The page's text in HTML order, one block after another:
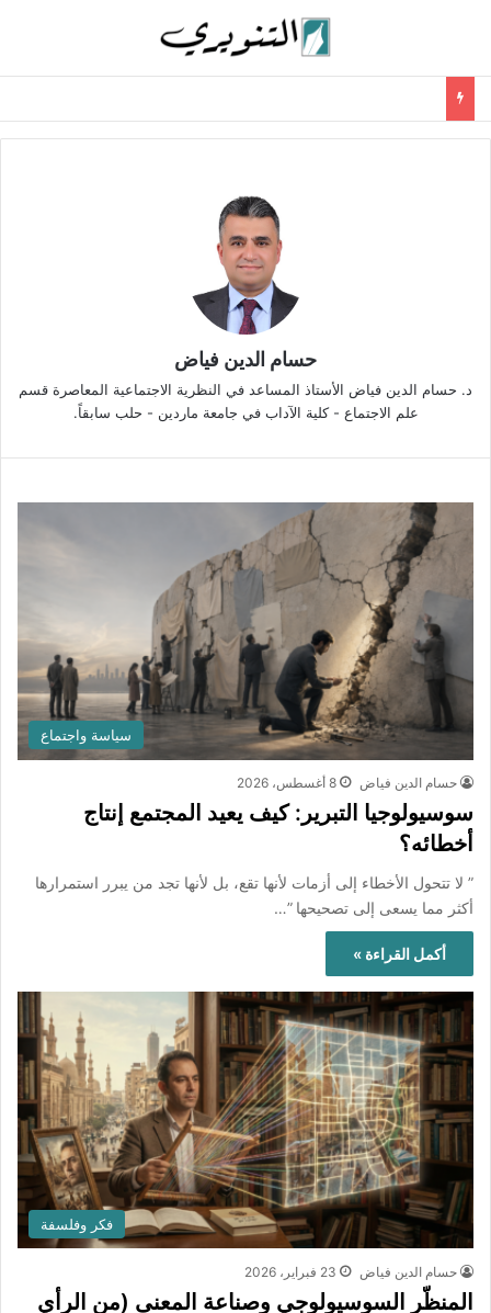
حسام الدين فياض
د. حسام الدين فياض الأستاذ المساعد في النظرية الاجتماعية المعاصرة قسم
علم الاجتماع - كلية الآداب في جامعة ماردين - حلب سابقاً.
سياسة واجتماع
حسام الدين فياض 8 أغسطس، 2026
سوسيولوجيا التبرير: كيف يعيد المجتمع إنتاج
أخطائه؟
” لا تتحول الأخطاء إلى أزمات لأنها تقع، بل لأنها تجد من يبرر استمرارها
أكثر مما يسعى إلى تصحيحها ”…
أكمل القراءة »
فكر وفلسفة
حسام الدين فياض 23 فبراير، 2026
المنظّر السوسيولوجي وصناعة المعنى (من الرأي